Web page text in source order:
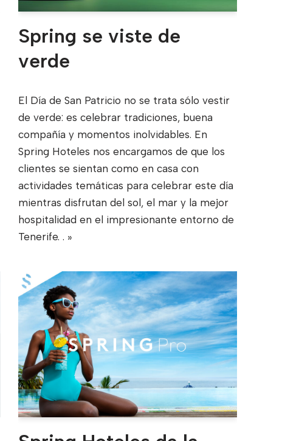
Spring se viste de
verde
El Día de San Patricio no se trata sólo vestir
de verde: es celebrar tradiciones, buena
compañía y momentos inolvidables. En
Spring Hoteles nos encargamos de que los
clientes se sientan como en casa con
actividades temáticas para celebrar este día
mientras disfrutan del sol, el mar y la mejor
hospitalidad en el impresionante entorno de
Tenerife. . »